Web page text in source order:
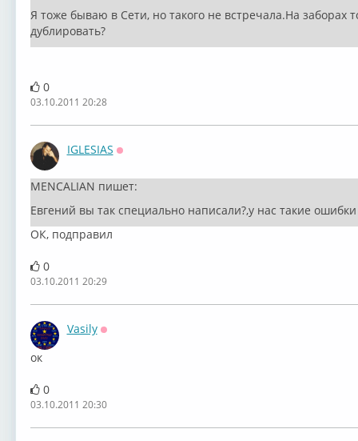
Я тоже бываю в Сети, но такого не встречала.На заборах
дублировать?
0
03.10.2011 20:28
IGLESIAS
MENCALIAN пишет:
Евгений вы так специально написали?,у нас такие
ОК, подправил
0
03.10.2011 20:29
Vasily
ок
0
03.10.2011 20:30